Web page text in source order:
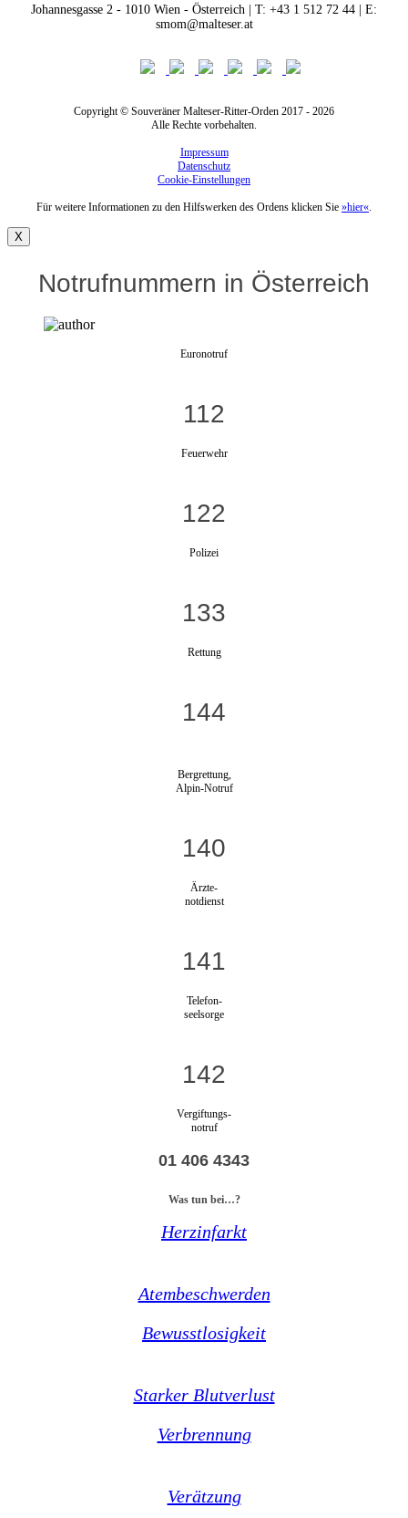
Johannesgasse 2 - 1010 Wien - Österreich | T: +43 1 512 72 44 | E:
smom@malteser.at
Copyright © Souveräner Malteser-Ritter-Orden 2017 - 2026
Alle Rechte vorbehalten.
Impressum
Datenschutz
Cookie-Einstellungen
Für weitere Informationen zu den Hilfswerken des Ordens klicken Sie »hier«
X
Notrufnummern in Österreich
Euronotruf
112
Feuerwehr
122
Polizei
133
Rettung
144
Bergrettung,
Alpin-Notruf
140
Ärzte-
notdienst
141
Telefon-
seelsorge
142
Vergiftungs-
notruf
01 406 4343
Was tun bei…?
Herzinfarkt
Atembeschwerden
Bewusstlosigkeit
Starker Blutverlust
Verbrennung
Verätzung